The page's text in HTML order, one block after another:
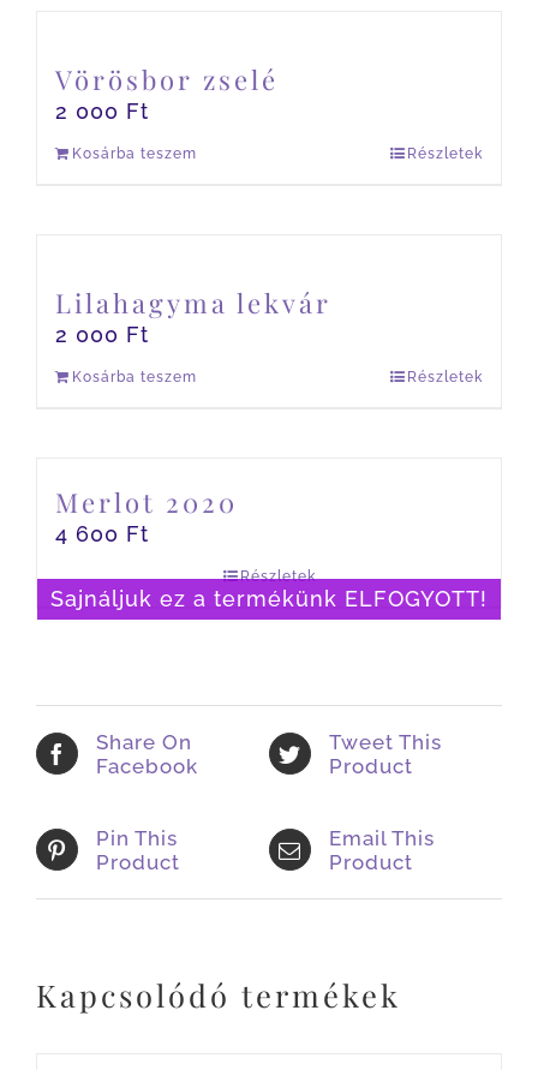
Vörösbor zselé
2 000 Ft
Kosárba teszem Részletek
Lilahagyma lekvár
2 000 Ft
Kosárba teszem Részletek
Sajnáljuk ez a termékünk ELFOGYOTT!
Merlot 2020
4 600 Ft
Részletek
Share On
Facebook
Tweet This
Product
Pin This
Product
Email This
Product
Kapcsolódó termékek